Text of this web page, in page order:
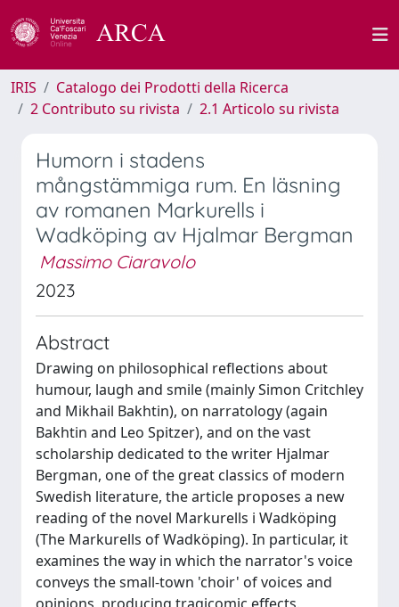
IRIS
Catalogo dei Prodotti della Ricerca
2 Contributo su rivista
2.1 Articolo su rivista
Humorn i stadens
mångstämmiga rum. En läsning
av romanen Markurells i
Wadköping av Hjalmar Bergman
Massimo Ciaravolo
2023
Abstract
Drawing on philosophical reflections about
humour, laugh and smile (mainly Simon Critchley
and Mikhail Bakhtin), on narratology (again
Bakhtin and Leo Spitzer), and on the vast
scholarship dedicated to the writer Hjalmar
Bergman, one of the great classics of modern
Swedish literature, the article proposes a new
reading of the novel Markurells i Wadköping
(The Markurells of Wadköping). In particular, it
examines the way in which the narrator's voice
conveys the small-town 'choir' of voices and